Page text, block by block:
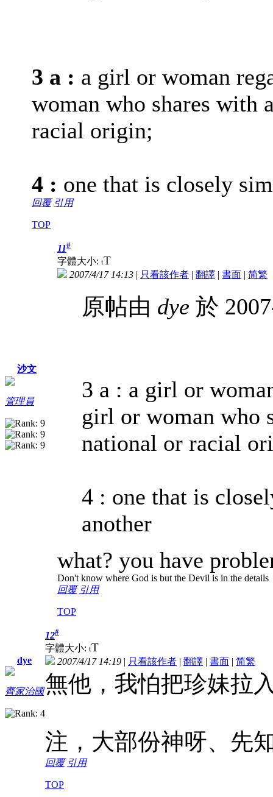
3 a : a girl or woman
woman who shares with
racial origin;
4 : one that is closely
回覆 引用
TOP
沙文
管理員
11#
字體大小: tT
2007/4/17 14:13 | 只看該作者 | 翻譯 | 書面 | 简繁
原帖由 dye 於
3 a : a girl or
girl or woman who
national or racial
4 : one that is
another
what? you have
Don't know where God is but the Devil is in the details
回覆 引用
TOP
dye
齊家治國
12#
字體大小: tT
2007/4/17 14:19 | 只看該作者 | 翻譯 | 書面 | 简繁
無他，我怕把珍妹拉
注，大部份神呀、先
回覆 引用
TOP